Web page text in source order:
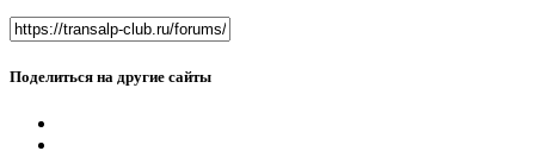
Поделиться на другие сайты